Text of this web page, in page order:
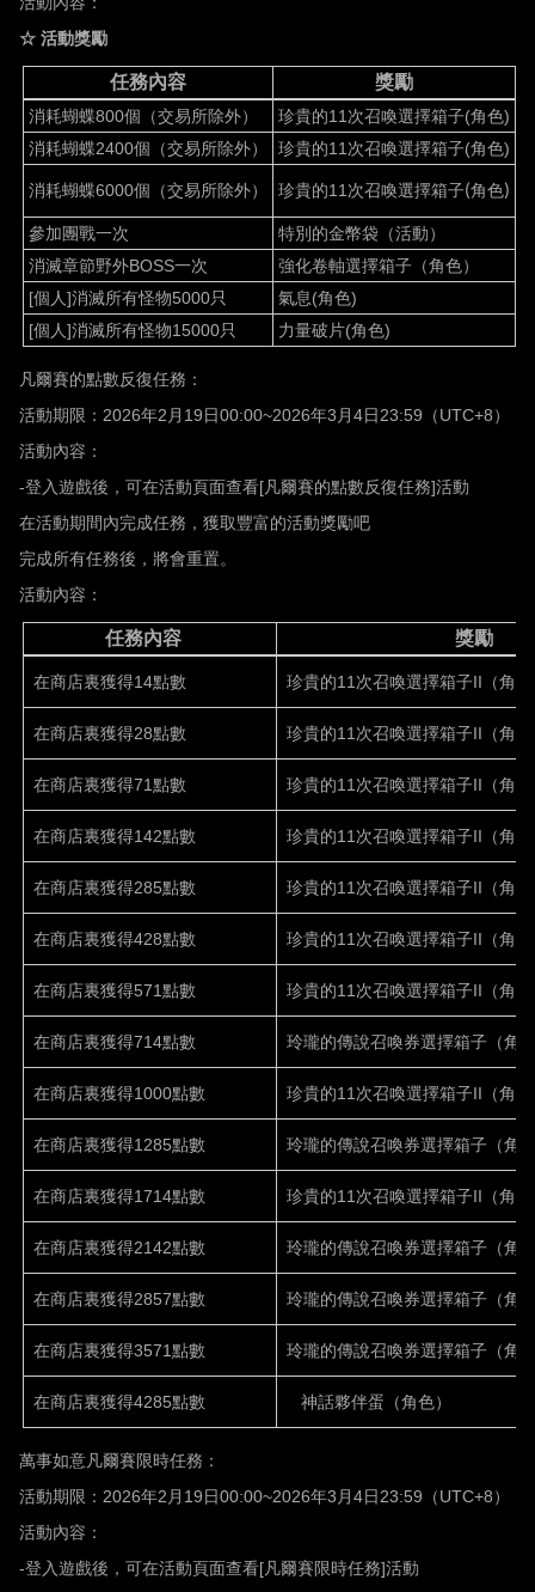
☆ 活動獎勵
任務內容 獎勵
消耗蝴蝶800個（交易所除外） 珍貴的11 次召喚選擇箱子(角色)
消耗蝴蝶2400個（交易所除外） 珍貴的11 次召喚選擇箱子(角色)
消耗蝴蝶6000個（交易所除外） 珍貴的11 次召喚選擇箱子(角色)
參加團戰一次 特別的金幣袋（活動）
消滅章節野外BOSS一次 強化卷軸選擇箱子（角色）
[個人]消滅所有怪物5000只 氣息(角色)
[個人]消滅所有怪物15000只 力量破片(角色)
凡爾賽的點數反復任務：
活動期限： 2026年2 月 19日00:00~2026年3 月4日23:59 （UTC+8）
活動內容：
-登入遊戲後，可在活動頁面查看[凡爾賽的點數反復任務]活動
在活動期間內完成任務，獲取豐富的活動獎勵吧
完成所有任務後，將會重置。
活動內容：
任務內容 獎勵
在商店裏獲得14點數 珍貴的11次召喚選擇箱子II（角
在商店裏獲得28點數 珍貴的11次召喚選擇箱子II（角
在商店裏獲得71點數 珍貴的11次召喚選擇箱子II（角
在商店裏獲得142點數 珍貴的11次召喚選擇箱子II（角
在商店裏獲得285點數 珍貴的11次召喚選擇箱子II（角
在商店裏獲得428點數 珍貴的11次召喚選擇箱子II（角
在商店裏獲得571點數 珍貴的11次召喚選擇箱子II（角
在商店裏獲得714點數 玲瓏的傳說召喚券選擇箱子（角
在商店裏獲得1000點數 珍貴的11次召喚選擇箱子II（角
在商店裏獲得1285點數 玲瓏的傳說召喚券選擇箱子（角
在商店裏獲得1714點數 珍貴的11次召喚選擇箱子II（角
在商店裏獲得2142點數 玲瓏的傳說召喚券選擇箱子（角
在商店裏獲得2857點數 玲瓏的傳說召喚券選擇箱子（角
在商店裏獲得3571點數 玲瓏的傳說召喚券選擇箱子（角
在商店裏獲得4285點數 神話夥伴蛋（角色）
萬事如意凡爾賽限時任務：
活動期限： 2026年2 月 19日00:00~2026年3 月4日23:59 （UTC+8）
活動內容：
-登入遊戲後，可在活動頁面查看[凡爾賽限時任務]活動